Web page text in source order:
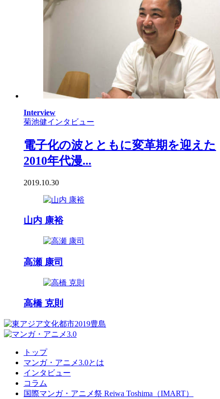
Interview
菊池健インタビュー
電子化の波とともに変革期を迎えた
2010年代漫...
2019.10.30
山内 康裕
高瀬 康司
高橋 克則
トップ
マンガ・アニメ3.0とは
インタビュー
コラム
国際マンガ・アニメ祭 Reiwa Toshima（IMART）